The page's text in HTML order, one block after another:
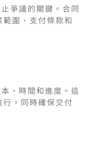
爭議的關鍵。合同
圍、支付條款和
、時間和進度。這
，同時確保交付